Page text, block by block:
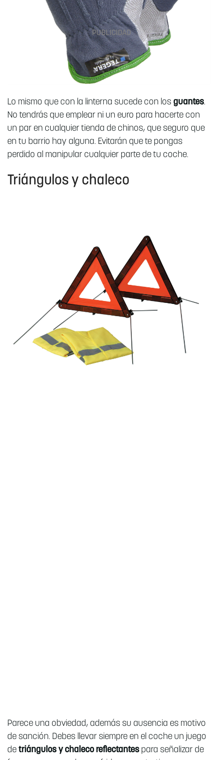
Lo mismo que con la linterna sucede con los guantes.
No tendrás que emplear ni un euro para hacerte con
un par en cualquier tienda de chinos, que seguro que
en tu barrio hay alguna. Evitarán que te pongas
perdido al manipular cualquier parte de tu coche.
Triángulos y chaleco
Parece una obviedad, además su ausencia es motivo
de sanción. Debes llevar siempre en el coche un juego
de triángulos y chaleco reflectantes para señalizar de